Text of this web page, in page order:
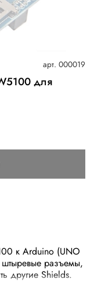
арт. 000019
для
к Arduino (UNO
разъемы,
другие Shields.
установлен